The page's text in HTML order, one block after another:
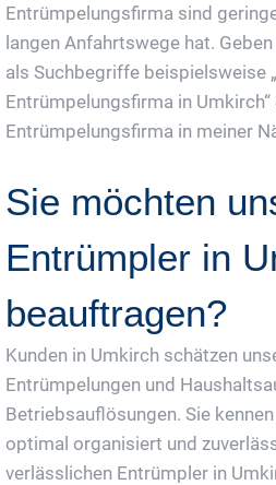
Entrümpelungsfirma sind
langen Anfahrtswege hat.
als Suchbegriffe beispielsweise
Entrümpelungsfirma in Umkirch“
Entrümpelungsfirma in meiner
Sie möchten
Entrümpler in
beauftragen?
Kunden in Umkirch schätzen
Entrümpelungen und
Betriebsauflösungen. Sie
optimal organisiert und
verlässlichen Entrümpler in